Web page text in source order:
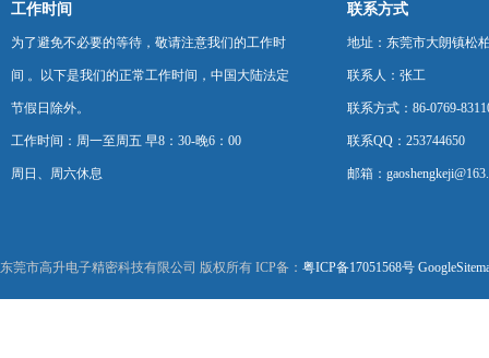
工作时间
为了避免不必要的等待，敬请注意我们的工作时
间 。以下是我们的正常工作时间，中国大陆法定
节假日除外。
工作时间：周一至周五 早8：30-晚6：00
周日、周六休息
联系方式
地址：东莞市大朗镇松
联系人：张工
联系方式：86-0769-
联系QQ：253744650
邮箱：
东莞市高升电子精密科技有限公司 版权所有 ICP备： 粤ICP备17051568号